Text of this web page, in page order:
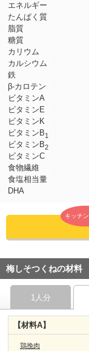
エネルギー
たんぱく質
脂質
糖質
カリウム
カルシウム
鉄
β-カロテン
ビタミンA
ビタミンE
ビタミンK
ビタミンB1
ビタミンB2
ビタミンC
食物繊維
食塩相当量
DHA
キッチ
梅しそつくねの材料
1人分
【材料A】
鶏挽肉